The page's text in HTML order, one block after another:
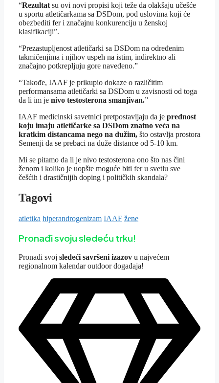
“Rezultat su ovi novi propisi koji teže da olakšaju učešće
u sportu atletičarkama sa DSDom, pod uslovima koji će
obezbediti fer i značajnu konkurenciju u ženskoj
klasifikaciji”.
“Prezastupljenost atletičarki sa DSDom na određenim
takmičenjima i njihov uspeh na istim, indirektno ali
značajno potkrepljuju gore navedeno.”
“Takođe, IAAF je prikupio dokaze o različitim
performansama atletičarki sa DSDom u zavisnosti od toga
da li im je nivo testosterona smanjivan.”
IAAF medicinski savetnici pretpostavljaju da je prednost
koju imaju atletičarke sa DSDom znatno veća na
kratkim distancama nego na dužim, što ostavlja prostora
Semenji da se prebaci na duže distance od 5-10 km.
Mi se pitamo da li je nivo testosterona ono što nas čini
ženom i koliko je uopšte moguće biti fer u svetlu sve
češćih i drastičnijih doping i političkih skandala?
Tagovi
atletika hiperandrogenizam IAAF žene
Pronađi svoju sledeću trku!
Pronađi svoj sledeći savršeni izazov u najvećem
regionalnom kalendar outdoor događaja!